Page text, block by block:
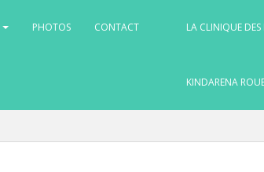
PHOTOS CONTACT LA CLINIQUE
KINDARENA